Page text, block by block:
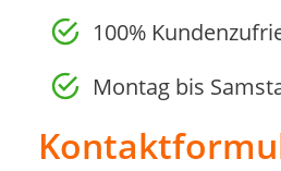
100%
Montag bis